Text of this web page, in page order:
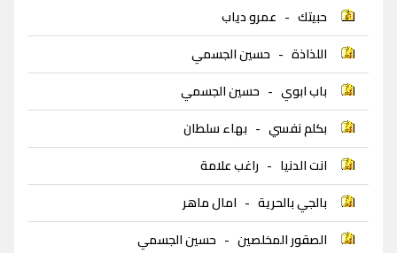
حبيتك - عمرو دياب
اللذاذة - حسين الجسمي
باب ابوي - حسين الجسمي
بكلم نفسي - بهاء سلطان
انت الدنيا - راغب علامة
بالجي بالحرية - امال ماهر
الصقور المخلصين - حسين الجسمي